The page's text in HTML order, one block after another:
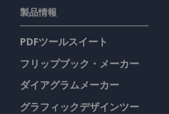
製品情報
PDFツールスイート
フリップブック・メーカー
ダイアグラムメーカー
グラフィックデザインツー